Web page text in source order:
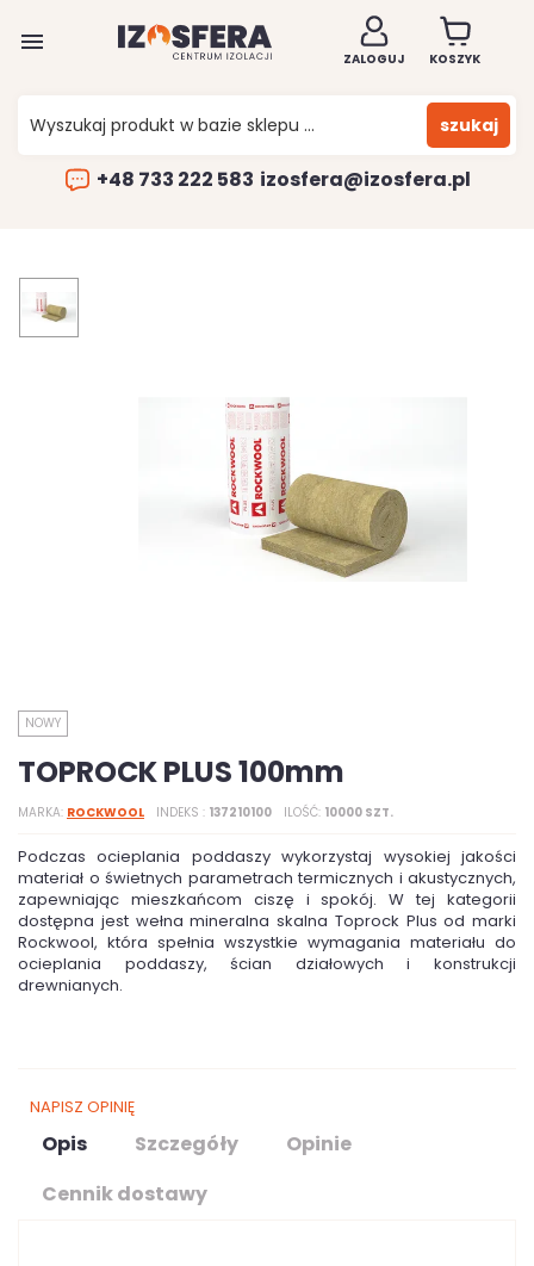

ZALOGUJ KOSZYK
szukaj
+48 733 222 583 izosfera@izosfera.pl
NOWY
TOPROCK PLUS 100mm
MARKA ROCKWOOL INDEKS 137210100 ILOŚĆ 10000 SZT.
Podczas ocieplania poddaszy wykorzystaj wysokiej jakości
materiał o świetnych parametrach termicznych i akustycznych,
zapewniając mieszkańcom ciszę i spokój. W tej kategorii
dostępna jest wełna mineralna skalna Toprock Plus od marki
Rockwool, która spełnia wszystkie wymagania materiału do
ocieplania poddaszy, ścian działowych i konstrukcji
drewnianych.
NAPISZ OPINIĘ
Opis Szczegóły
Opinie
Cennik dostawy